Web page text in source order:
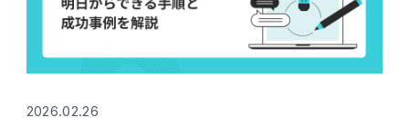
2026.02.26